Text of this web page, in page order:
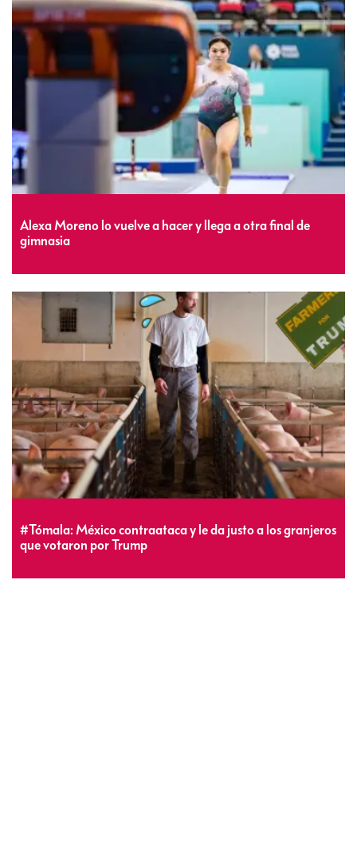
Alexa Moreno lo vuelve a hacer y llega a otra final de
gimnasia
#Tómala: México contraataca y le da justo a los granjeros
que votaron por Trump